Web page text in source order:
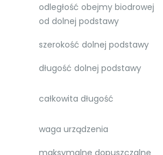
odległość obejmy biodrowej
od dolnej podstawy
szerokość dolnej podstawy
długość dolnej podstawy
całkowita długość
waga urządzenia
maksymalne dopuszczalne